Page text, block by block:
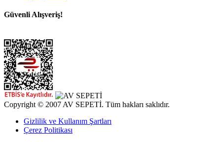
Güvenli Alışveriş!
Copyright © 2007 AV SEPETİ. Tüm hakları saklıdır.
Gizlilik ve Kullanım Şartları
Çerez Politikası